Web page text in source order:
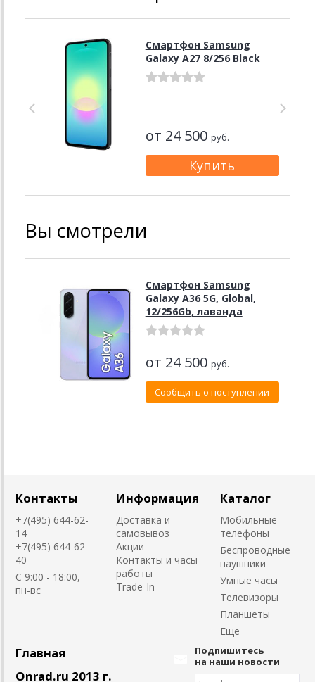
Смартфон Samsung
Galaxy A27 8/256 Black
от 24 500 руб.
Вы смотрели
Смартфон Samsung
Galaxy A36 5G, Global,
12/256Gb, лаванда
от 24 500 руб.
Сообщить о поступлении
Контакты
+7(495) 644-62-
14
+7(495) 644-62-
40
C 9:00 - 18:00,
пн-вс
Информация
Доставка и
самовывоз
Акции
Контакты и часы
работы
Trade-In
Каталог
Мобильные
телефоны
Беспроводные
наушники
Умные часы
Телевизоры
Планшеты
Главная
Onrad.ru 2013 г.
Подпишитесь
на наши новости